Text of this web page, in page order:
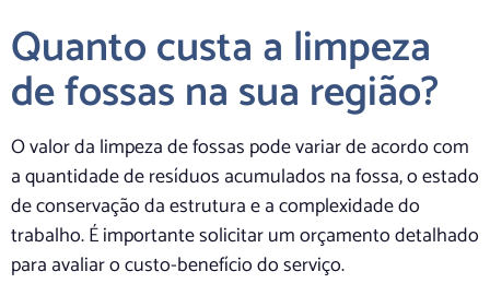
Quanto custa a limpeza
de fossas na sua região?
O valor da limpeza de fossas pode variar de acordo com
a quantidade de resíduos acumulados na fossa, o estado
de conservação da estrutura e a complexidade do
trabalho. É importante solicitar um orçamento detalhado
para avaliar o custo-benefício do serviço.